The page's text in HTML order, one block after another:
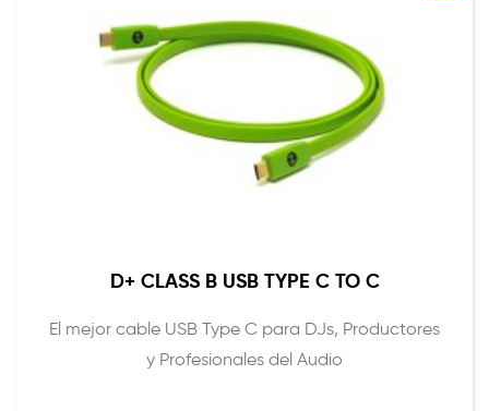
D+ CLASS B USB TYPE C TO C
El mejor cable USB Type C para DJs, Productores
y Profesionales del Audio